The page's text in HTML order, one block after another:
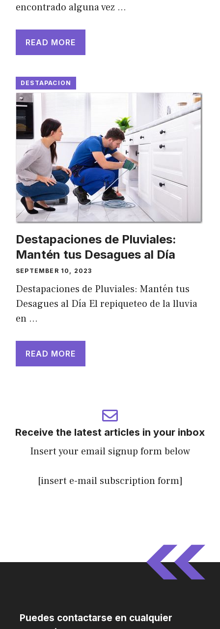
encontrado alguna vez …
READ MORE
DESTAPACION
Destapaciones de Pluviales:
Mantén tus Desagues al Día
SEPTEMBER 10, 2023
Destapaciones de Pluviales: Mantén tus
Desagues al Día El repiqueteo de la lluvia
en …
READ MORE
Receive the latest articles in your inbox
Insert your email signup form below
[insert e-mail subscription form]
Puedes contactarse en cualquier